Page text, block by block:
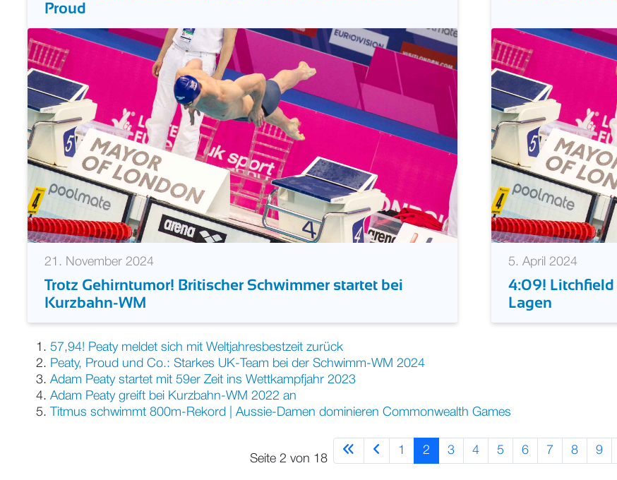
Proud
21. November 2024
Trotz Gehirntumor! Britischer Schwimmer startet bei
Kurzbahn-WM
5. April 2024
4:09!
Lagen
57,94! Peaty meldet sich mit Weltjahresbestzeit zurück
Peaty, Proud und Co.: Starkes UK-Team bei der Schwimm-WM 2024
Adam Peaty startet mit 59er Zeit ins Wettkampfjahr 2023
Adam Peaty greift bei Kurzbahn-WM 2022 an
Titmus schwimmt 800m-Rekord | Aussie-Damen dominieren Commonwealth Games
Seite 2 von 18
1 2 3 4 5 6 7 8 9